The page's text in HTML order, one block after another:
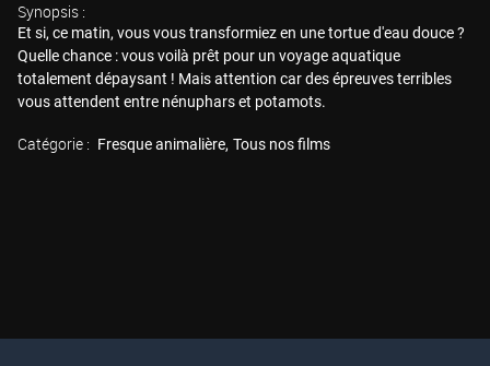
Synopsis :
Et si, ce matin, vous vous transformiez en une tortue d'eau douce ?
Quelle chance : vous voilà prêt pour un voyage aquatique
totalement dépaysant ! Mais attention car des épreuves terribles
vous attendent entre nénuphars et potamots.
Catégorie : Fresque animalière Tous nos films